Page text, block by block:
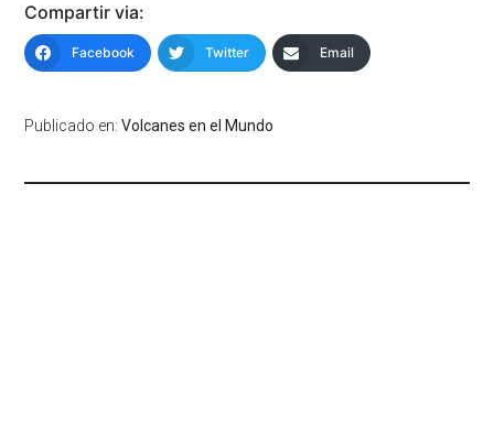
Compartir via:
Facebook Twitter Email
Publicado en:Volcanes en el Mundo